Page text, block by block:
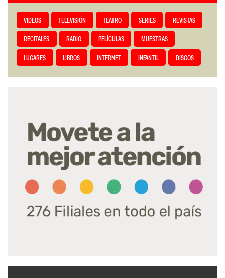
VIDEOS TELEVISIÓN TEATRO SERIES REVISTAS
RECITALES RADIO PELÍCULAS MUESTRAS
LUGARES LIBROS INTERNET INFANTIL DISCOS